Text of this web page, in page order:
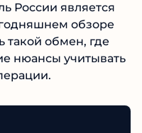
России является
обзоре
такой обмен, где
нюансы учитывать